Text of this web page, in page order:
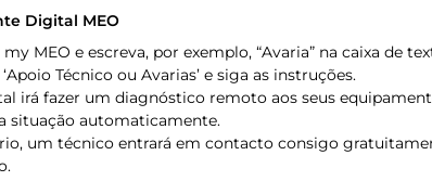
Digital MEO
MEO e escreva, por exemplo, “Avaria” na caixa de
Técnico ou Avarias’ e siga as instruções.
irá fazer um diagnóstico remoto aos seus
situação automaticamente.
um técnico entrará em contacto consigo